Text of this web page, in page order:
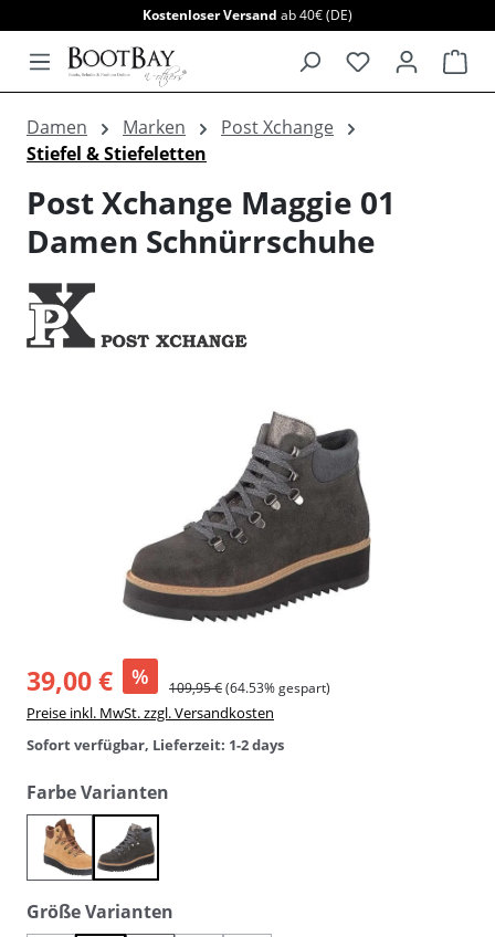
Kostenloser Versand ab 40€ (DE)
Damen Marken
Post Xchange
Stiefel & Stiefeletten
Post Xchange Maggie 01
Damen Schnürrschuhe
39,00 € % 109,95 €(64.53% gespart)
Preise inkl. MwSt. zzgl. Versandkosten
Sofort verfügbar, Lieferzeit: 1-2 days
Farbe Varianten
bison chestnut
grau
Größe Varianten